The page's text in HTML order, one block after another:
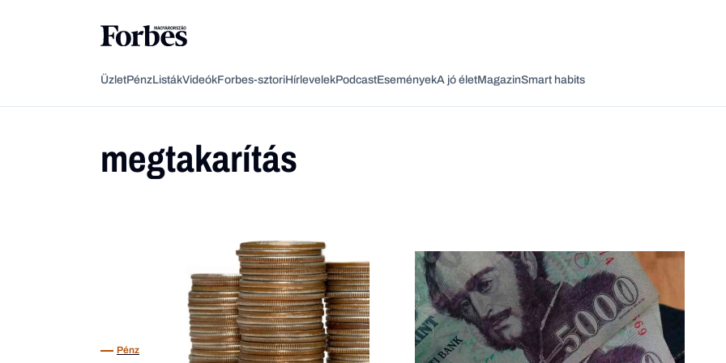
Vagy fedezze fel a következő témákat
Üzlet Pénz Zöld Legyél jobb!
ÜzletPénzListákVideókForbes-sztoriHírlevelekPodcastEseményekA jó életMagazinSmart habits
megtakarítás
Pénz